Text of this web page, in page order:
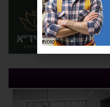
פרסומת